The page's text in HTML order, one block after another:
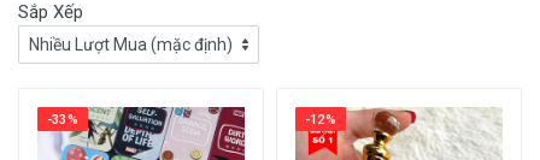
Sắp Xếp
-33% -12%